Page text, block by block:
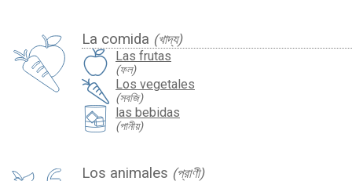
La comida (খাদ্য)
Las frutas
(ফল)
Los vegetales
(সবজি)
las bebidas
(পানীয়)
Los animales (প্রাণী)